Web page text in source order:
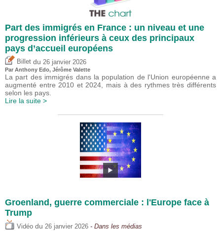
Part des immigrés en France : un niveau et une
progression inférieurs à ceux des principaux
pays d’accueil européens
Billet du 26 janvier 2026
Par Anthony Edo, Jérôme Valette
La part des immigrés dans la population de l'Union européenne a
augmenté entre 2010 et 2024, mais à des rythmes très différents
selon les pays.
Lire la suite >
Groenland, guerre commerciale : l'Europe face à
Trump
Vidéo du 26 janvier 2026 - Dans les médias